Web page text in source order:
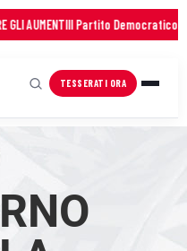
AUMENTIIl Partito Democratico
TESSERATI ORA